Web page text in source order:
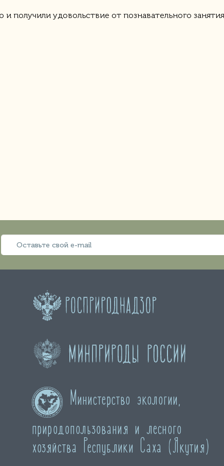
получили удовольствие от познавательного
Министерство экологии,
природопользования и лесного
хозяйства Республики Саха (Якутия)